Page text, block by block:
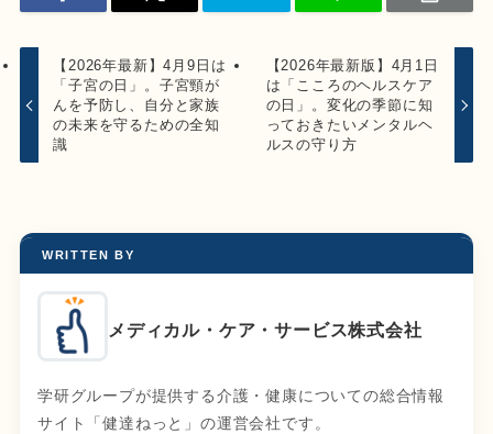
【2026年最新】4月9日は
「子宮の日」。子宮頸が
んを予防し、自分と家族
の未来を守るための全知
識
【2026年最新版】4月1日
は「こころのヘルスケア
の日」。変化の季節に知
っておきたいメンタルヘ
ルスの守り方
WRITTEN BY
メディカル・ケア・サービス株式会社
学研グループが提供する介護・健康についての総合情報
サイト「健達ねっと」の運営会社です。